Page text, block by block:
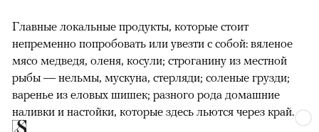
Главные локальные продукты, которые стоит
непременно попробовать или увезти с собой: вяленое
мясо медведя, оленя, косули; строганину из местной
рыбы — нельмы, мускуна, стерляди; соленые грузди;
варенье из еловых шишек; разного рода домашние
наливки и настойки, которые здесь льются через край.